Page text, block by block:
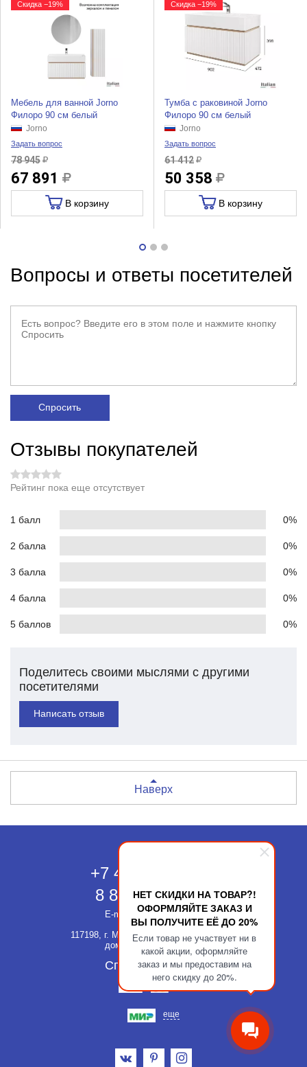
НЕТ СКИДКИ НА ТОВАР?!
ОФОРМЛЯЙТЕ ЗАКАЗ И
ВЫ ПОЛУЧИТЕ ЕЁ ДО 20%
Если товар не участвует ни в
какой акции, оформляйте
заказ и мы предоставим на
него скидку до 20%.
Скидка −19%
Мебель для ванной Jorno
Филоро 90 см белый
Jorno
Задать вопрос
78 945
67 891
В корзину
Скидка −19%
Тумба с раковиной Jorno
Филоро 90 см белый
Jorno
Задать вопрос
61 412
50 358
В корзину
Вопросы и ответы посетителей
Спросить
Отзывы покупателей
Рейтинг пока еще отсутствует
1 балл 0%
2 балла 0%
3 балла 0%
4 балла 0%
5 баллов 0%
Поделитесь своими мыслями с другими
посетителями
Написать отзыв
Наверх
+7 495 118-43-83
8 800 511-52-66
E-mail:
info@kupatika.ru
117198, г. Москва, ул. Миклухо-Маклая,
дом 8, стр. 3, офис 311
Способы оплаты
еще